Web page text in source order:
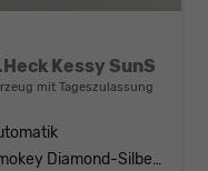
Kessy SunS
mit Tageszulassung
Smokey Diamond-Silber Metallic